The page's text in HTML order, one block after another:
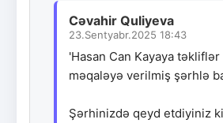
Cəvahir Quliyeva
23.Sentyabr.2025 18:43
'Hasan Can Kayaya təkliflər
məqaləyə verilmiş şərhlə
Şərhinizdə qeyd etdiyiniz